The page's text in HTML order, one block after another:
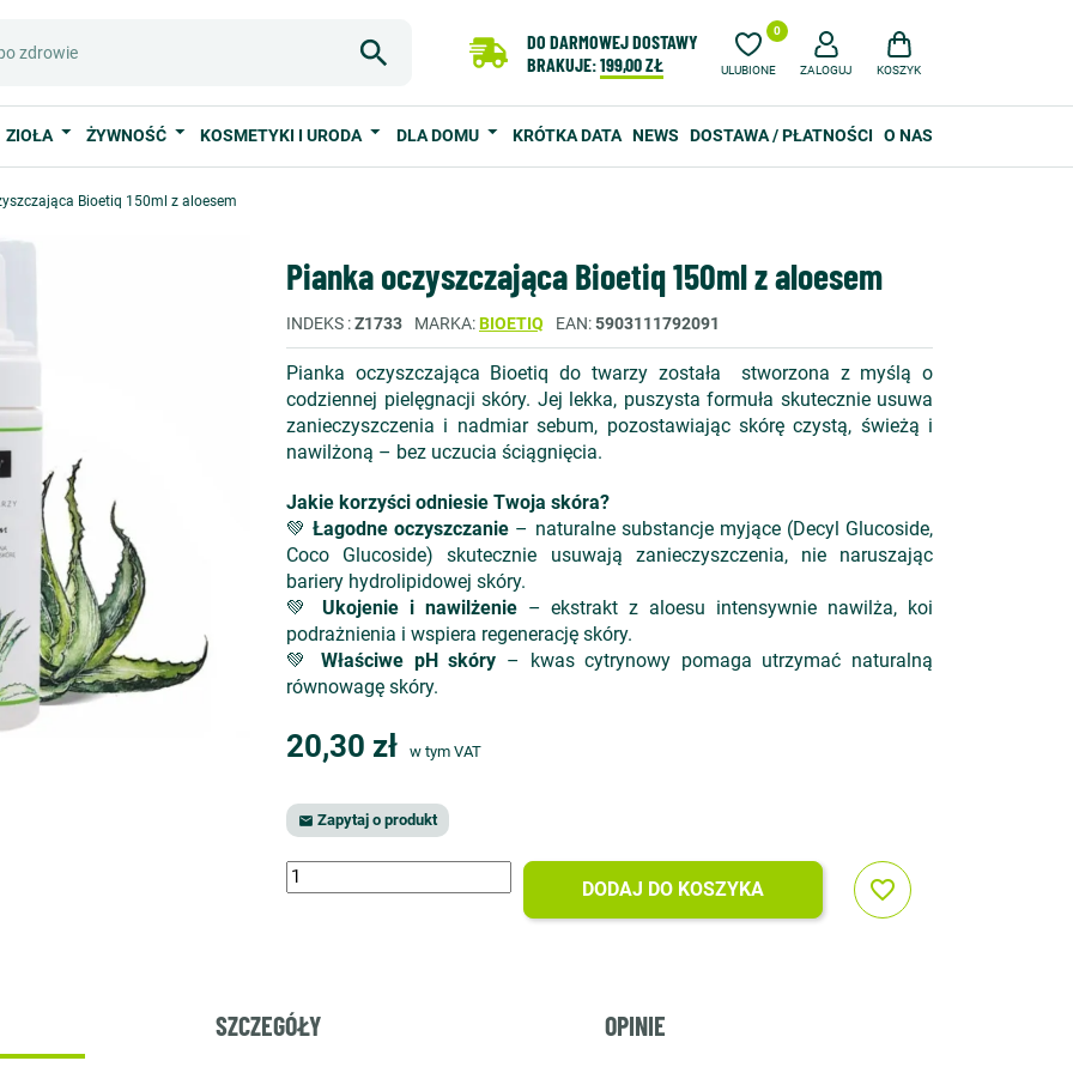
DO DARMOWEJ DOSTAWY
BRAKUJE:199,00 ZŁ ULUBIONE
0
ZALOGUJ KOSZYK
ZIOŁA ŻYWNOŚĆ KOSMETYKI I URODA DLA DOMU KRÓTKA DATA NEWS DOSTAWA / PŁATNOŚCI O NAS
Bioetiq 150ml z aloesem
Pianka oczyszczająca Bioetiq 150ml z aloesem
INDEKS Z1733 MARKA BIOETIQ EAN 5903111792091
Pianka oczyszczająca Bioetiq do twarzy została stworzona z myślą o
codziennej pielęgnacji skóry. Jej lekka, puszysta formuła skutecznie usuwa
zanieczyszczenia i nadmiar sebum, pozostawiając skórę czystą, świeżą i
nawilżoną – bez uczucia ściągnięcia.
Jakie korzyści odniesie Twoja skóra?
💚Łagodne oczyszczanie – naturalne substancje myjące (Decyl Glucoside,
Coco Glucoside) skutecznie usuwają zanieczyszczenia, nie naruszając
bariery hydrolipidowej skóry.
💚 Ukojenie i nawilżenie– ekstrakt z aloesu intensywnie nawilża, koi
podrażnienia i wspiera regenerację skóry.
💚Właściwe pH skóry – kwas cytrynowy pomaga utrzymać naturalną
równowagę skóry.
20,30 zł w tym VAT
 Zapytaj o produkt
DODAJ DO KOSZYKA favorite_border
SZCZEGÓŁY OPINIE